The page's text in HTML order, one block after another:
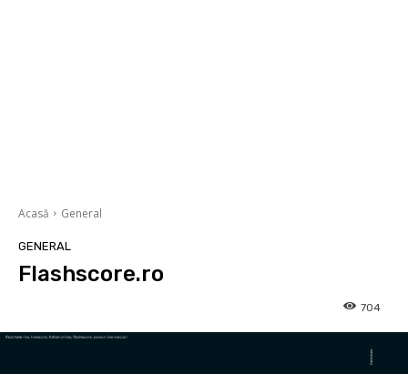
Acasă General
GENERAL
Flashscore.ro
704